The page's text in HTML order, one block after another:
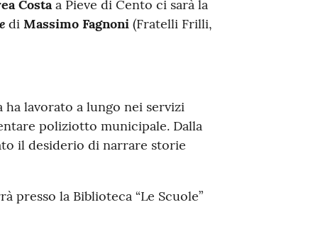
Costaa Pieve di Cento ci sarà la
di Massimo Fagnoni (Fratelli Frilli,
ha lavorato a lungo nei servizi
poliziotto municipale. Dalla
il desiderio di narrare storie
presso la Biblioteca “Le Scuole”